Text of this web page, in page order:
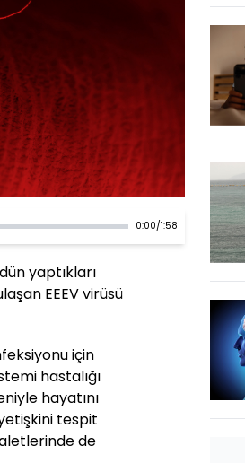
0:00/1:58
yaptıkları
EEEV virüsü
için
hastalığı
hayatını
tespit
de